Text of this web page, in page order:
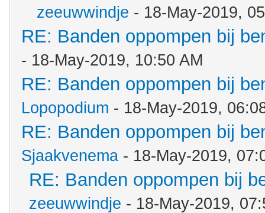
zeeuwwindje - 18-May-2019,
RE: Banden oppompen bij
- 18-May-2019, 10:50 AM
RE: Banden oppompen bij
Lopopodium - 18-May-2019,
RE: Banden oppompen bij
Sjaakvenema - 18-May-2019,
RE: Banden oppompen bij
zeeuwwindje - 18-May-2019,